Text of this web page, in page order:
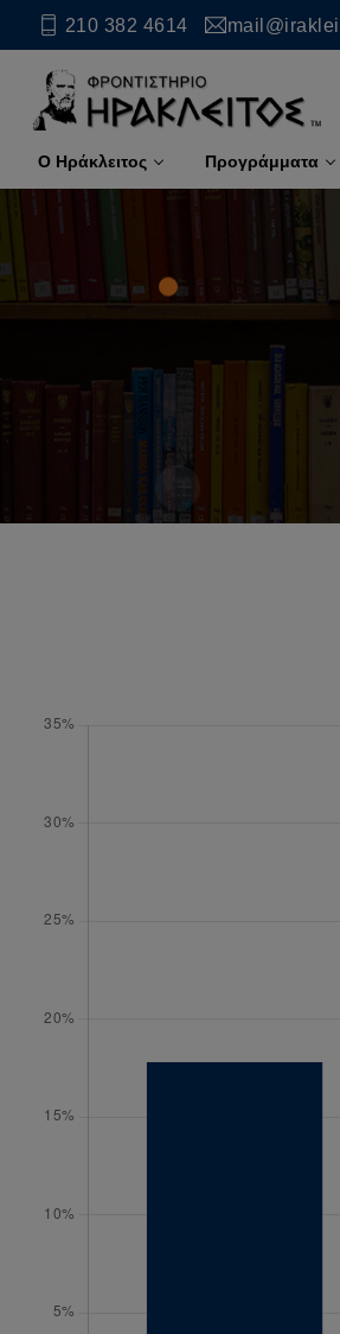
210 382 4614
Ο Ηράκλειτος Προγράμματα